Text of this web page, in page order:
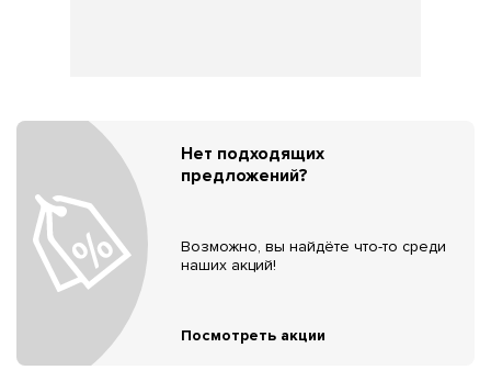
Нет подходящих
предложений?
Возможно, вы найдёте что-то среди
наших акций!
Посмотреть акции